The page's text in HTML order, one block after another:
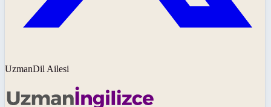
UzmanDil Ailesi